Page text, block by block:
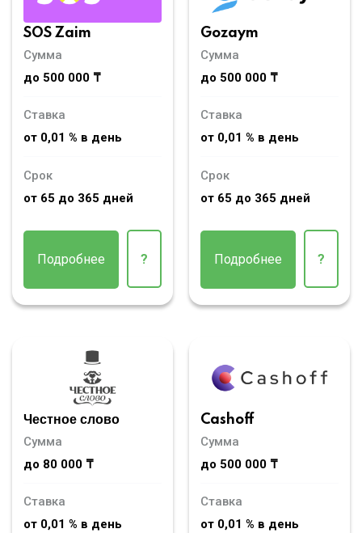
SOS Zaim
Сумма
до 500 000 ₸
Ставка
от 0,01 % в день
Срок
от 65 до 365 дней
Подробнее ?
Gozaym
Сумма
до 500 000 ₸
Ставка
от 0,01 % в день
Срок
от 65 до 365 дней
Подробнее ?
Честное слово
Сумма
до 80 000 ₸
Ставка
от 0,01 % в день
Cashoff
Сумма
до 500 000 ₸
Ставка
от 0,01 % в день